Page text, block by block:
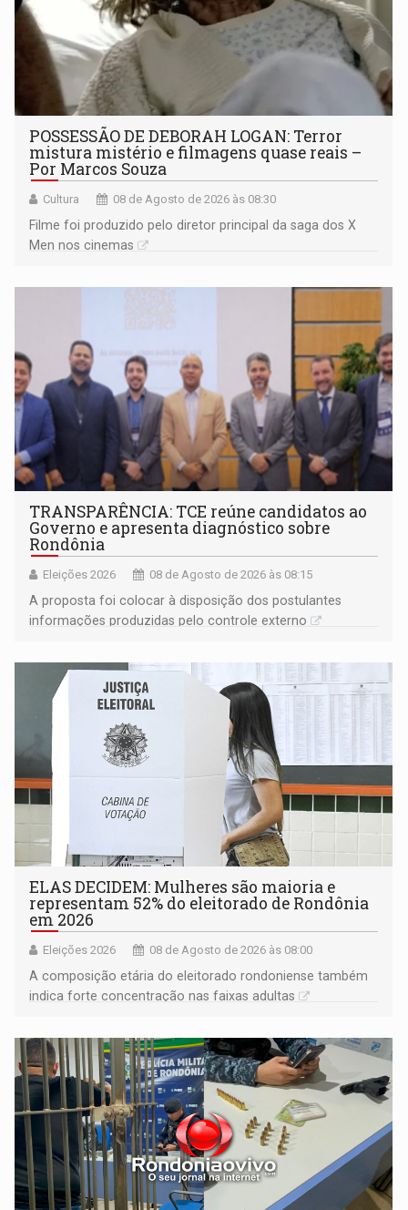
POSSESSÃO DE DEBORAH LOGAN: Terror
mistura mistério e filmagens quase reais –
Por Marcos Souza
Cultura 08 de Agosto de 2026 às 08:30
Filme foi produzido pelo diretor principal da saga dos X
Men nos cinemas
TRANSPARÊNCIA: TCE reúne candidatos ao
Governo e apresenta diagnóstico sobre
Rondônia
Eleições 2026 08 de Agosto de 2026 às 08:15
A proposta foi colocar à disposição dos postulantes
informações produzidas pelo controle externo
ELAS DECIDEM: Mulheres são maioria e
representam 52% do eleitorado de Rondônia
em 2026
Eleições 2026 08 de Agosto de 2026 às 08:00
A composição etária do eleitorado rondoniense também
indica forte concentração nas faixas adultas